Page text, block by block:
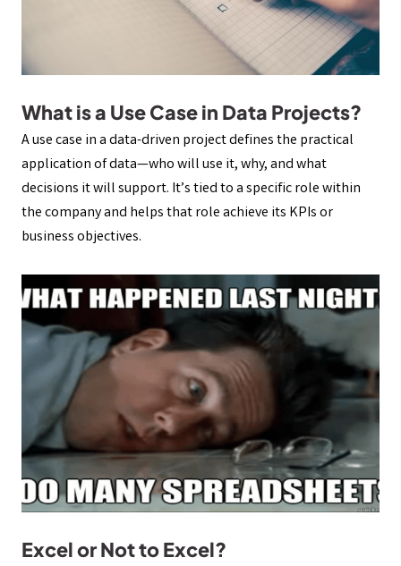
What is a Use Case in Data Projects?
A use case in a data-driven project defines the practical
application of data—who will use it, why, and what
decisions it will support. It’s tied to a specific role within
the company and helps that role achieve its KPIs or
business objectives.
Excel or Not to Excel?